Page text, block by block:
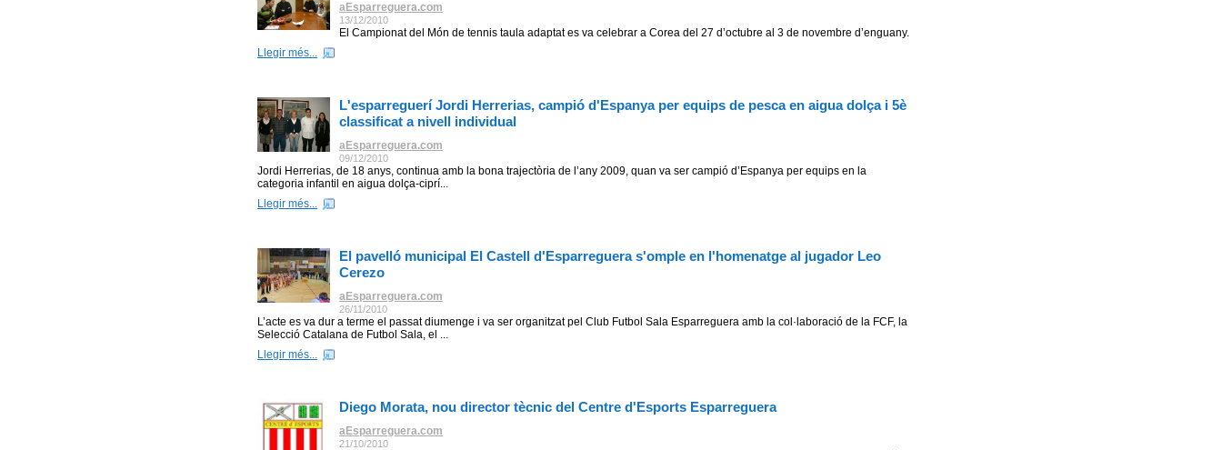
aEsparreguera.com
13/12/2010
El Campionat del Món de tennis taula adaptat es va celebrar a Corea del 27 d’octubre al 3 de novembre d’enguany.
Llegir més...
L'esparreguerí Jordi Herrerias, campió d'Espanya per equips de pesca en aigua dolça i 5è
classificat a nivell individual
aEsparreguera.com
09/12/2010
Jordi Herrerias, de 18 anys, continua amb la bona trajectòria de l’any 2009, quan va ser campió d’Espanya per equips en la
categoria infantil en aigua dolça-ciprí...
Llegir més...
El pavelló municipal El Castell d'Esparreguera s'omple en l'homenatge al jugador Leo
Cerezo
aEsparreguera.com
26/11/2010
L’acte es va dur a terme el passat diumenge i va ser organitzat pel Club Futbol Sala Esparreguera amb la col·laboració de la FCF, la
Selecció Catalana de Futbol Sala, el ...
Llegir més...
Diego Morata, nou director tècnic del Centre d'Esports Esparreguera
aEsparreguera.com
21/10/2010